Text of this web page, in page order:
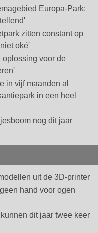
Europa-Park:
zitten constant op
oké'
oplossing voor de
in vijf maanden al
in een heel
nog dit jaar
uit de 3D-printer
hand voor ogen
dit jaar twee keer